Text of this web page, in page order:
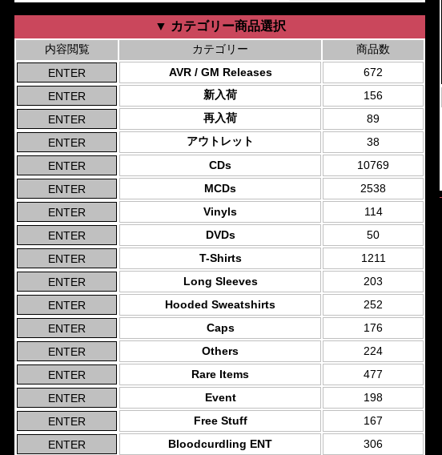
▼ カテゴリー商品選択
内容閲覧 カテゴリー
商品数
AVR / GM Releases
672
新入荷
156
再入荷
89
アウトレット
38
CDs
10769
MCDs
2538
Vinyls
114
DVDs
50
T-Shirts
1211
Long Sleeves
203
Hooded Sweatshirts
252
Caps
176
Others
224
Rare Items
477
Event
198
Free Stuff
167
Bloodcurdling ENT
306